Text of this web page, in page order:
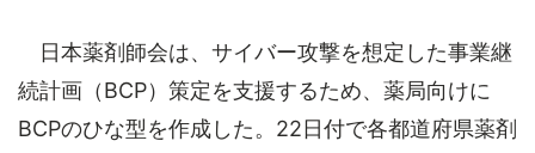
日本薬剤師会は、サイバー攻撃を想定した事業継
続計画（BCP）策定を支援するため、薬局向けに
BCPのひな型を作成した。22日付で各都道府県薬剤